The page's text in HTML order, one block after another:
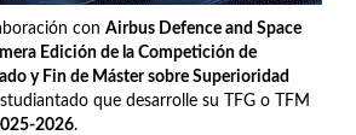
con Airbus Defence and Space
Edición de la Competición de
y Fin de Máster sobre Superioridad
que desarrolle su TFG o TFM
2026.